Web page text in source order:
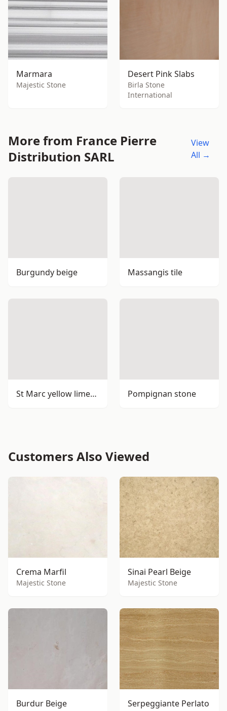
Marmara
Majestic Stone
Desert Pink Slabs
Birla Stone
International
More from France Pierre
Distribution SARL
View
All →
Burgundy beige Massangis tile
St Marc yellow limestone Pompignan stone
Customers Also Viewed
Crema Marfil
Majestic Stone
Sinai Pearl Beige
Majestic Stone
Burdur Beige Serpeggiante Perlato